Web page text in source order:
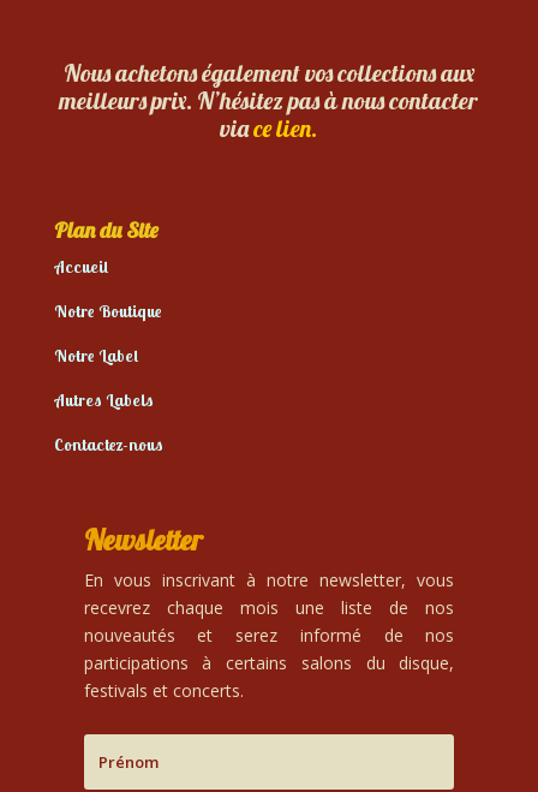
Nous achetons également vos collections aux
meilleurs prix. N’hésitez pas à nous contacter
viace lien.
Plan du Site
Accueil
Notre Boutique
Notre Label
Autres Labels
Contactez-nous
Newsletter
En vous inscrivant à notre newsletter, vous
recevrez chaque mois une liste de nos
nouveautés et serez informé de nos
participations à certains salons du disque,
festivals et concerts.